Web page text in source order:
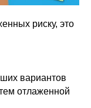
риску, это
вариантов
отлаженной